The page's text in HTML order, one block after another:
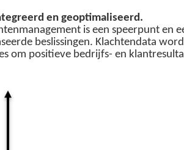
en geoptimaliseerd.
is een speerpunt en
beslissingen. Klachtendata
om positieve bedrijfs- en